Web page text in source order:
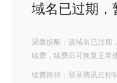
域名已过期，
温馨提醒：该域名已过期
续费，续费后可恢复正常
续费路径：登录腾讯云控